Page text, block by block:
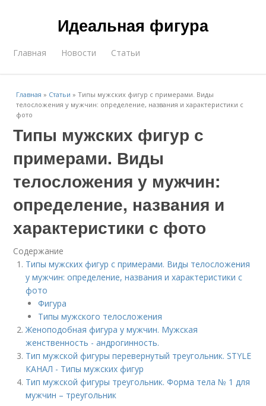
Идеальная фигура
Главная Новости Статьи
Главная » Статьи »Типы мужских фигур с примерами. Виды
телосложения у мужчин: определение, названия и характеристики с
фото
Типы мужских фигур с
примерами. Виды
телосложения у мужчин:
определение, названия и
характеристики с фото
Содержание
Типы мужских фигур с примерами. Виды телосложения
у мужчин: определение, названия и характеристики с
фото
Фигура
Типы мужского телосложения
Женоподобная фигура у мужчин. Мужская
женственность - андрогинность.
Тип мужской фигуры перевернутый треугольник. STYLE
КАНАЛ - Типы мужских фигур
Тип мужской фигуры треугольник. Форма тела № 1 для
мужчин – треугольник